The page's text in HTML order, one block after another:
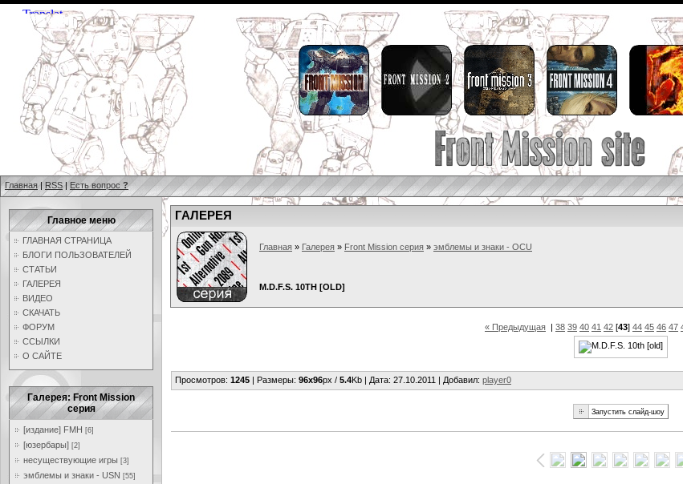
Главная | RSS | Есть вопрос ?
Главное меню
ГЛАВНАЯ СТРАНИЦА
БЛОГИ ПОЛЬЗОВАТЕЛЕЙ
СТАТЬИ
ГАЛЕРЕЯ
ВИДЕО
СКАЧАТЬ
ФОРУМ
ССЫЛКИ
О САЙТЕ
Галерея: Front Mission
серия
[издание] FMH [6]
[юзербары] [2]
несуществующие игры [3]
эмблемы и знаки - USN [55]
ГАЛЕРЕЯ
Главная » Галерея » Front Mission серия » эмблемы и знаки - OCU
M.D.F.S. 10TH [OLD]
« Предыдущая | 38 39 40 41 42 [43] 44 45 46 47
Просмотров: 1245 | Размеры: 96x96px / 5.4Kb | Дата: 27.10.2011 | Добавил: player0